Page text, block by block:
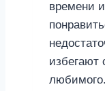
времени
избегают